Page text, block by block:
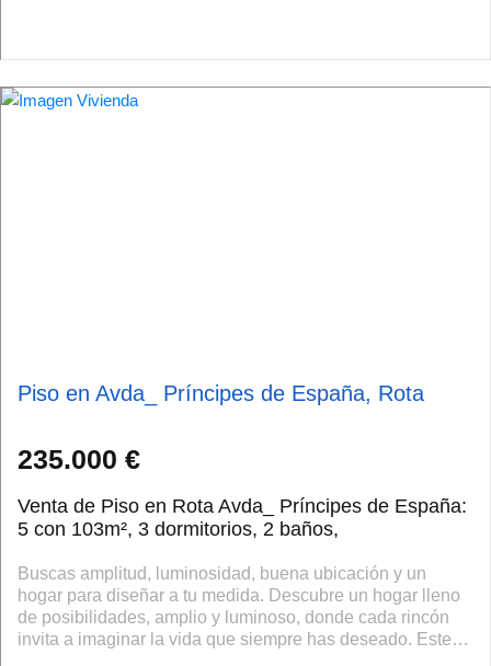
Piso en Avda_ Príncipes de España, Rota
235.000 €
Venta de Piso en Rota Avda_ Príncipes de España:
5 con 103m², 3 dormitorios, 2 baños,
Buscas amplitud, luminosidad, buena ubicación y un
hogar para diseñar a tu medida. Descubre un hogar lleno
de posibilidades, amplio y luminoso, donde cada rincón
invita a imaginar la vida que siempre has deseado. Este